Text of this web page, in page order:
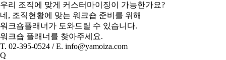
우리 조직에 맞게 커스터마이징이 가능한가요?
네, 조직현황에 맞는 워크숍 준비를 위해
워크숍플래너가 도와드릴 수 있습니다.
워크숍 플래너를 찾아주세요.
T. 02-395-0524 / E. info@yamoiza.com
Q